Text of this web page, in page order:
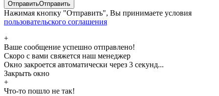
ОтправитьОтправить
Нажимая кнопку "Отправить", Вы принимаете условия
пользовательского соглашения
+
Ваше сообщение успешно отправлено!
Скоро с вами свяжется наш менеджер
Окно закроется автоматически через 3 секунд...
Закрыть окно
+
Что-то пошло не так!